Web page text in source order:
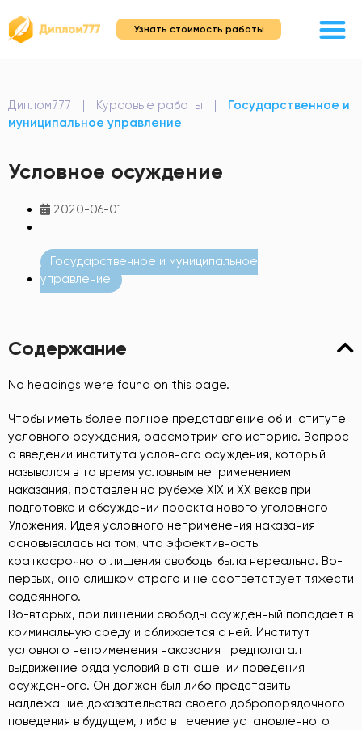
Узнать стоимость работы
Диплом777 | Курсовые работы |
Государственное и
муниципальное управление
Условное осуждение
2020-06-01
Государственное и муниципальное
управление
Содержание
No headings were found on this page.
Чтобы иметь более полное представление об институте
условного осуждения, рассмотрим его историю. Вопрос
о введении института условного осуждения, который
назывался в то время условным неприменением
наказания, поставлен на рубеже XIX и XX веков при
подготовке и обсуждении проекта нового уголовного
Уложения. Идея условного неприменения наказания
основывалась на том, что эффективность
краткосрочного лишения свободы была нереальна. Во-
первых, оно слишком строго и не соответствует тяжести
содеянного.
Во-вторых, при лишении свободы осужденный попадает в
криминальную среду и сближается с ней. Институт
условного неприменения наказания предполагал
выдвижение ряда условий в отношении поведения
осужденного. Он должен был либо представить
надлежащие доказательства своего добропорядочного
поведения в будущем, либо в течение установленного